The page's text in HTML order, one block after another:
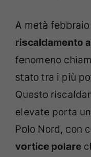
A metà
riscaldamento
fenomeno
stato tra i più
Questo
elevate porta
Polo Nord, con
vortice polare